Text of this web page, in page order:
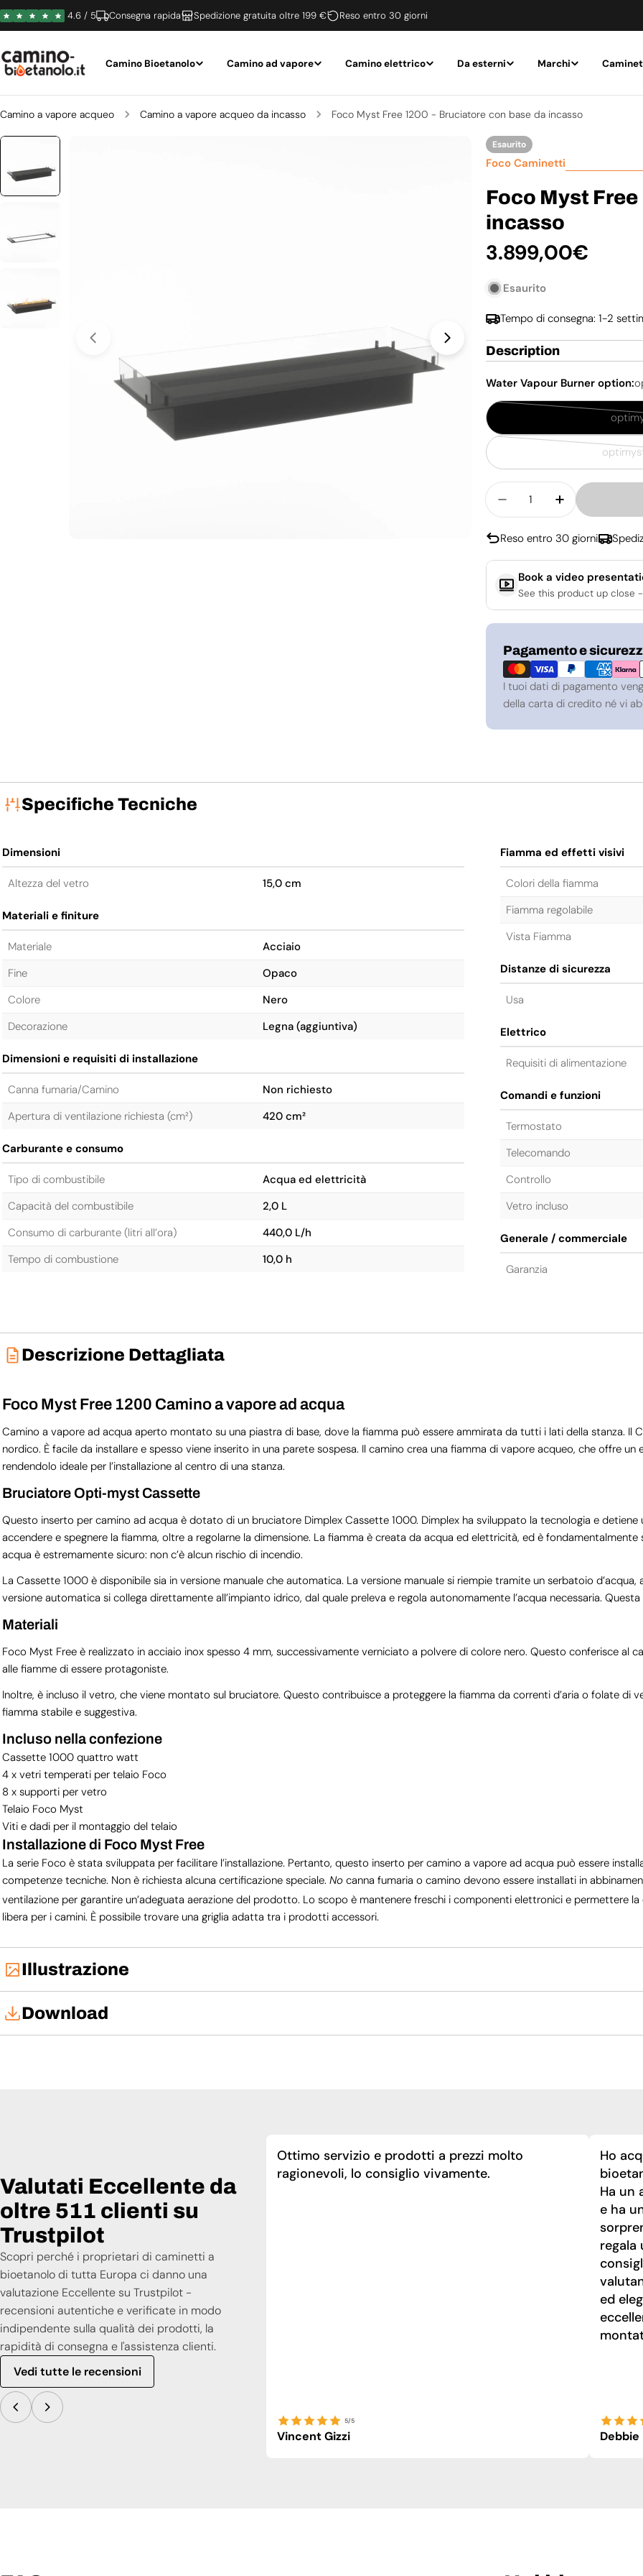
Vai
al
4.6 / 5 Consegna rapida Spedizione gratuita oltre 199 € Reso entro 30 giorni
Camino Bioetanolo Camino ad vapore Camino elettrico Da esterni Marchi
Camino a vapore acqueo Camino a vapore acqueo da incasso Foco Myst Free 1200 - Bruciatore con base da incasso
Apri supporto 0 in modalità modale Apri supporto 1 in modalità
Esaurito
Foco Caminetti
Foco Myst
incasso
Prezzo
normale
3.899,00€
Esaurito
Tempo di consegna: 1-2
Description
Water Vapour Burner option:
Quantità
Diminuisci LaAumenta La
Reso entro 30 giorni
Book a video
See this product up close
Pagamento e
Metodi
di
pagamento
I tuoi dati di pagamento
della carta di credito né vi
Specifiche Tecniche
Dimensioni
Altezza del vetro 15,0 cm
Materiali e finiture
Materiale
Acciaio
Fine
Opaco
Colore
Nero
Decorazione
Legna (aggiuntiva)
Dimensioni e requisiti di installazione
Canna fumaria/Camino
Non richiesto
Apertura di ventilazione richiesta (cm²)
420 cm²
Carburante e consumo
Tipo di combustibile
Acqua ed elettricità
Capacità del combustibile
2,0 L
Consumo di carburante (litri all’ora)
440,0 L/h
Tempo di combustione
10,0 h
Fiamma ed effetti visivi
Colori della fiamma
Fiamma regolabile
Vista Fiamma
Distanze di sicurezza
Usa
Elettrico
Requisiti di alimentazione
Comandi e funzioni
Termostato
Telecomando
Controllo
Vetro incluso
Generale / commerciale
Garanzia
Descrizione Dettagliata
Foco Myst Free 1200 Camino a vapore ad acqua
Camino a vapore ad acqua aperto montato su una piastra di base, dove la fiamma può essere ammirata da tutti i lati della stanza. Il
nordico. È facile da installare e spesso viene inserito in una parete sospesa. Il camino crea una fiamma di vapore acqueo, che offre
rendendolo ideale per l’installazione al centro di una stanza.
Bruciatore Opti-myst Cassette
Questo inserto per camino ad acqua è dotato di un bruciatore Dimplex Cassette 1000. Dimplex ha sviluppato la tecnologia e
accendere e spegnere la fiamma, oltre a regolarne la dimensione. La fiamma è creata da acqua ed elettricità, ed è
acqua è estremamente sicuro: non c’è alcun rischio di incendio.
La Cassette 1000 è disponibile sia in versione manuale che automatica. La versione manuale si riempie tramite un serbatoio
versione automatica si collega direttamente all’impianto idrico, dal quale preleva e regola autonomamente l’acqua necessaria.
Materiali
Foco Myst Free è realizzato in acciaio inox spesso 4 mm, successivamente verniciato a polvere di colore nero. Questo conferisce al
alle fiamme di essere protagoniste.
Inoltre, è incluso il vetro, che viene montato sul bruciatore. Questo contribuisce a proteggere la fiamma da correnti d’aria o folate di
fiamma stabile e suggestiva.
Incluso nella confezione
Cassette 1000 quattro watt
4 x vetri temperati per telaio Foco
8 x supporti per vetro
Telaio Foco Myst
Viti e dadi per il montaggio del telaio
Installazione di Foco Myst Free
La serie Foco è stata sviluppata per facilitare l’installazione. Pertanto, questo inserto per camino a vapore ad acqua può essere
competenze tecniche. Non è richiesta alcuna certificazione speciale. Nocanna fumaria o camino devono essere installati in
ventilazione per garantire un’adeguata aerazione del prodotto. Lo scopo è mantenere freschi i componenti elettronici e permettere
libera per i camini. È possibile trovare una griglia adatta tra i prodotti accessori.
Illustrazione
Download
Valutati Eccellente da
oltre 511 clienti su
Trustpilot
Scopri perché i proprietari di caminetti a
bioetanolo di tutta Europa ci danno una
valutazione Eccellente su Trustpilot -
recensioni autentiche e verificate in modo
indipendente sulla qualità dei prodotti, la
rapidità di consegna e l'assistenza clienti.
Vedi tutte le recensioni
Ottimo servizio e prodotti a prezzi molto
ragionevoli, lo consiglio vivamente.
5/5
Vincent Gizzi
Ho
Ha un
e ha
regala
ed
Debbie